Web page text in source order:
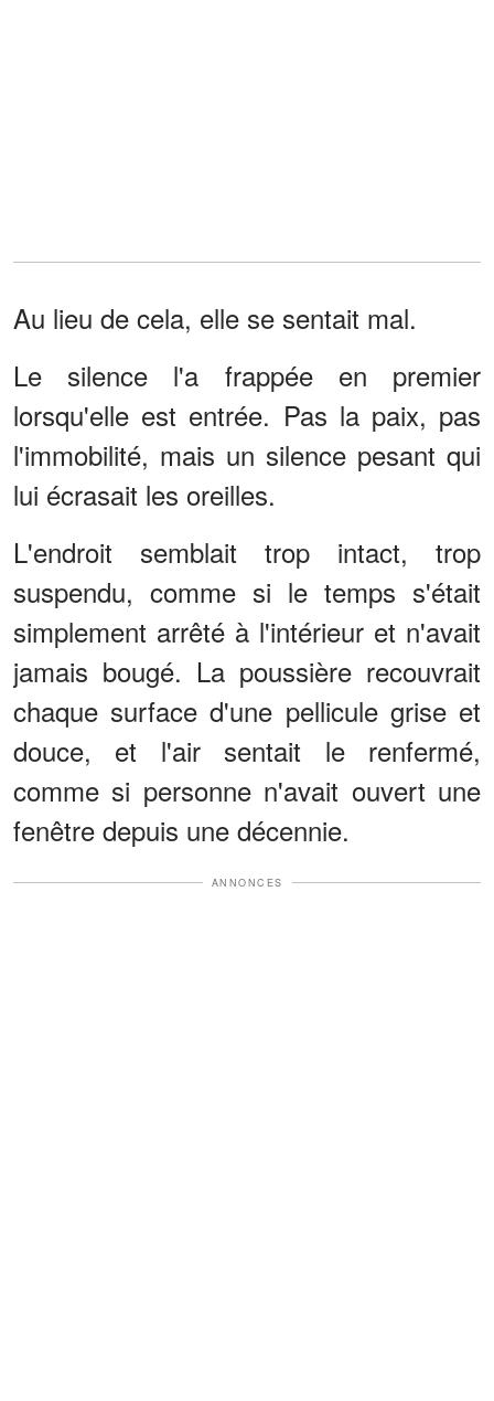
Au lieu de cela, elle se sentait mal.
Le silence l'a frappée en premier
lorsqu'elle est entrée. Pas la paix, pas
l'immobilité, mais un silence pesant qui
lui écrasait les oreilles.
L'endroit semblait trop intact, trop
suspendu, comme si le temps s'était
simplement arrêté à l'intérieur et n'avait
jamais bougé. La poussière recouvrait
chaque surface d'une pellicule grise et
douce, et l'air sentait le renfermé,
comme si personne n'avait ouvert une
fenêtre depuis une décennie.
ANNONCES